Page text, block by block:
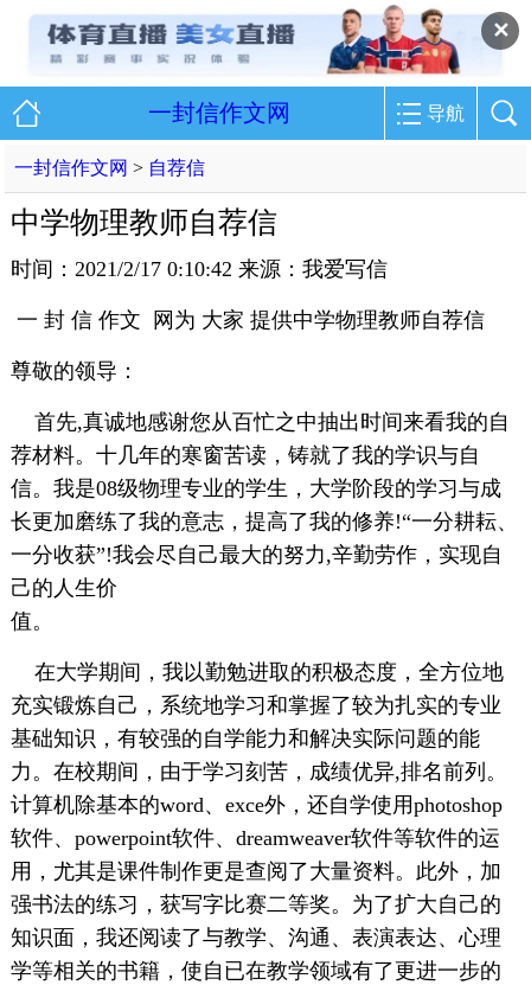
✕
一封信作文网 导航
一封信作文网 > 自荐信
中学物理教师自荐信
时间：2021/2/17 0:10:42 来源：我爱写信
一 封 信 作文 网为 大家 提供中学物理教师自荐信
尊敬的领导：
首先,真诚地感谢您从百忙之中抽出时间来看我的自
荐材料。十几年的寒窗苦读，铸就了我的学识与自
信。我是08级物理专业的学生，大学阶段的学习与成
长更加磨练了我的意志，提高了我的修养!“一分耕耘、
一分收获”!我会尽自己最大的努力,辛勤劳作，实现自
己的人生价
值。
在大学期间，我以勤勉进取的积极态度，全方位地
充实锻炼自己，系统地学习和掌握了较为扎实的专业
基础知识，有较强的自学能力和解决实际问题的能
力。在校期间，由于学习刻苦，成绩优异,排名前列。
计算机除基本的word、exce外，还自学使用photoshop
软件、powerpoint软件、dreamweaver软件等软件的运
用，尤其是课件制作更是查阅了大量资料。此外，加
强书法的练习，获写字比赛二等奖。为了扩大自己的
知识面，我还阅读了与教学、沟通、表演表达、心理
学等相关的书籍，使自已在教学领域有了更进一步的